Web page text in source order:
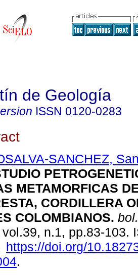
de Geología
ISSN 0120-0283
SANCHEZ,
METAMORFICAS
CORDILLERA
COLOMBIANOS.
n.1, pp.83-103.
https://doi.org/
.